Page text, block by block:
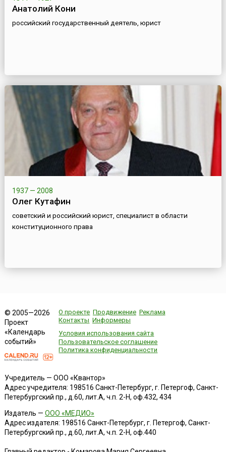
Анатолий Кони
российский государственный деятель, юрист
1937 — 2008
Олег Кутафин
советский и российский юрист, специалист в области
конституционного права
© 2005—2026
Проект
«Календарь
событий»
О проекте Продвижение Реклама
Контакты Информеры
Условия использования сайта
Пользовательское соглашение
Политика конфиденциальности
Учредитель — ООО «Квантор»
Адрес учредителя: 198516 Санкт-Петербург, г. Петергоф, Санкт-
Петербургский пр., д.60, лит.А, ч.п. 2-Н, оф.432, 434
Издатель — ООО «МЕДИО»
Адрес издателя: 198516 Санкт-Петербург, г. Петергоф, Санкт-
Петербургский пр., д.60, лит.А, ч.п. 2-Н, оф.440